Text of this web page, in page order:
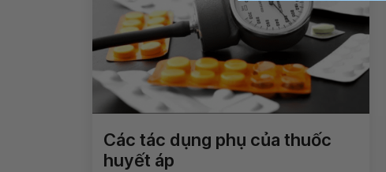
Các tác dụng phụ của thuốc
huyết áp